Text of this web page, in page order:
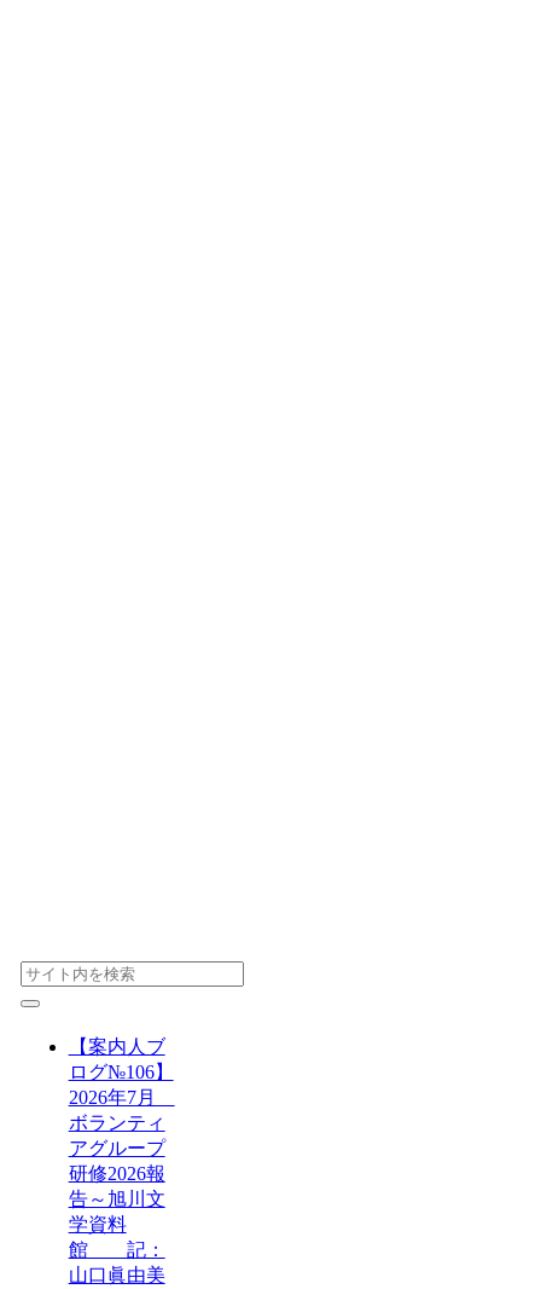
【案内人ブ
ログ№106】
2026年7月
ボランティ
アグループ
研修2026報
告～旭川文
学資料
館 記：
山口眞由美